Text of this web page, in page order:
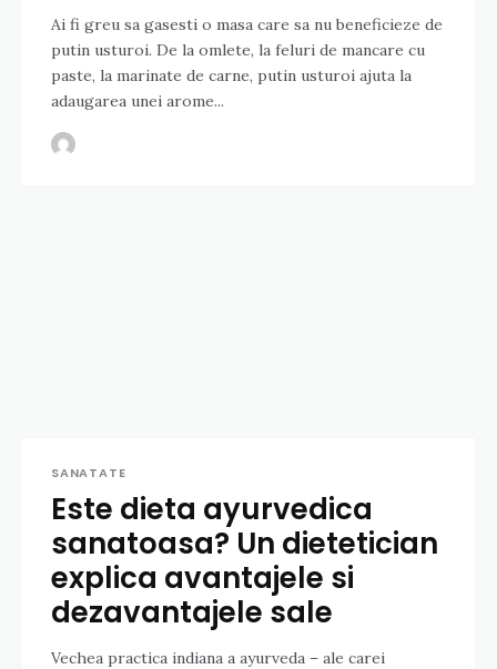
Ai fi greu sa gasesti o masa care sa nu beneficieze de
putin usturoi. De la omlete, la feluri de mancare cu
paste, la marinate de carne, putin usturoi ajuta la
adaugarea unei arome...
SANATATE
Este dieta ayurvedica
sanatoasa? Un dietetician
explica avantajele si
dezavantajele sale
Vechea practica indiana a ayurveda – ale carei